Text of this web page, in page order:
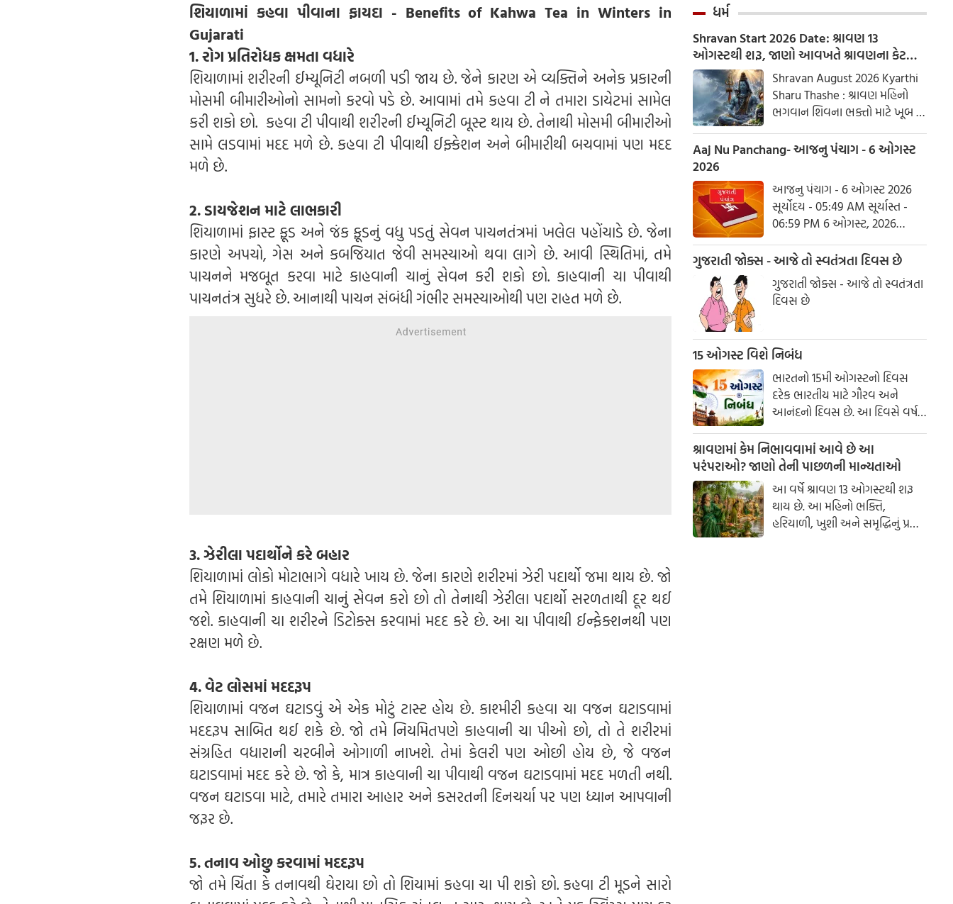
શિયાળામાં કહવા પીવાના ફાયદા - Benefits of Kahwa Tea in Winters in
Gujarati
1. રોગ પ્રતિરોધક ક્ષમતા વધારે
શિયાળામાં શરીરની ઈમ્યૂનિટી નબળી પડી જાય છે. જેને કારણ એ વ્યક્તિને અનેક પ્રકારની
મોસમી બીમારીઓનો સામનો કરવો પડે છે. આવામાં તમે કહવા ટી ને તમારા ડાયેટમાં સામેલ
કરી શકો છો. કહવા ટી પીવાથી શરીરની ઈમ્યૂનિટી બૂસ્ટ થાય છે. તેનાથી મોસમી બીમારીઓ
સામે લડવામાં મદદ મળે છે. કહવા ટી પીવાથી ઈફ્કેશન અને બીમારીથી બચવામાં પણ મદદ
મળે છે.
2. ડાયજેશન માટે લાભકારી
શિયાળામાં ફાસ્ટ ફૂડ અને જંક ફૂડનું વધુ પડતું સેવન પાચનતંત્રમાં ખલેલ પહોંચાડે છે. જેના
કારણે અપચો, ગેસ અને કબજિયાત જેવી સમસ્યાઓ થવા લાગે છે. આવી સ્થિતિમાં, તમે
પાચનને મજબૂત કરવા માટે કાહવાની ચાનું સેવન કરી શકો છો. કાહવાની ચા પીવાથી
પાચનતંત્ર સુધરે છે. આનાથી પાચન સંબંધી ગંભીર સમસ્યાઓથી પણ રાહત મળે છે.
3. ઝેરીલા પદાર્થોને કરે બહાર
શિયાળામાં લોકો મોટાભાગે વધારે ખાય છે. જેના કારણે શરીરમાં ઝેરી પદાર્થો જમા થાય છે. જો
તમે શિયાળામાં કાહવાની ચાનું સેવન કરો છો તો તેનાથી ઝેરીલા પદાર્થો સરળતાથી દૂર થઈ
જશે. કાહવાની ચા શરીરને ડિટોક્સ કરવામાં મદદ કરે છે. આ ચા પીવાથી ઈન્ફેક્શનથી પણ
રક્ષણ મળે છે.
4. વેટ લોસમાં મદદરૂપ
શિયાળામાં વજન ઘટાડવું એ એક મોટું ટાસ્ટ હોય છે. કાશ્મીરી કહવા ચા વજન ઘટાડવામાં
મદદરૂપ સાબિત થઈ શકે છે. જો તમે નિયમિતપણે કાહવાની ચા પીઓ છો, તો તે શરીરમાં
સંગ્રહિત વધારાની ચરબીને ઓગાળી નાખશે. તેમાં કેલરી પણ ઓછી હોય છે, જે વજન
ઘટાડવામાં મદદ કરે છે. જો કે, માત્ર કાહવાની ચા પીવાથી વજન ઘટાડવામાં મદદ મળતી નથી.
વજન ઘટાડવા માટે, તમારે તમારા આહાર અને કસરતની દિનચર્યા પર પણ ધ્યાન આપવાની
જરૂર છે.
5. તનાવ ઓછુ કરવામાં મદદરૂપ
જો તમે ચિંતા કે તનાવથી ઘેરાયા છો તો શિયામાં કહવા ચા પી શકો છો. કહવા ટી મૂડને સારો
કરવાને બદલે, તેમને સમજવું અને
તેમની સાથે જોડવું મહત્વપૂર્ણ છે.
ધર્મ
Shravan Start 2026 Date: શ્રાવણ 13
ઓગસ્ટથી શરૂ, જાણો આવખતે શ્રાવણના કેટલા
સોમવાર રહેશે
Shravan August 2026 Kyarthi
Sharu Thashe : શ્રાવણ મહિનો
ભગવાન શિવના ભક્તો માટે ખૂબ જ
ખાસ છે. આ મહિનામાં ભગવાન
શિવની પૂજા કરવાથી ઈચ્છાઓ
ઝડપથી પૂર્ણ થાય છે. ધાર્મિક
માન્યતાઓ અનુસાર, ભગવાન શિવે
આ મહિનામાં દેવી પાર્વતીને પોતાની
પત્ની તરીકે સ્વીકાર્યા હતા. ચાલો
જાણીએ કે આ વર્ષે શ્રાવણમાં કેટલા
સોમવાર હશે.
Aaj Nu Panchang- આજનુ પંચાગ - 6 ઓગસ્ટ
2026
આજનુ પંચાગ - 6 ઓગસ્ટ 2026
સૂર્યોદય - 05:49 AM સૂર્યાસ્ત -
06:59 PM 6 ઓગસ્ટ, 2026
ગુરૂવાર આષાઢ વદ આઠમ - વિક્રમ
સંવત 2082
ગુજરાતી જોક્સ - આજે તો સ્વતંત્રતા દિવસ છે
ગુજરાતી જોક્સ - આજે તો સ્વતંત્રતા
દિવસ છે
15 ઓગસ્ટ વિશે નિબંધ
ભારતનો 15મી ઓગસ્ટનો દિવસ
દરેક ભારતીય માટે ગૌરવ અને
આનંદનો દિવસ છે. આ દિવસે વર્ષ
1947માં ભારતે લગભગ 200 વર્ષના
બ્રિટિશ શાસનમાંથી આઝાદી મેળવી
હતી. સ્વતંત્રતા દિવસ આપણને દેશ
માટે બલિદાન આપનારા અસંખ્ય
સ્વાતંત્ર્ય સેનાનીઓના ત્યાગ અને
શૌર્યની યાદ અપાવે છે. આ દિવસ
માત્ર ઉજવણીનો જ નહીં, પરંતુ
શ્રાવણમાં કેમ નિભાવવામાં આવે છે આ
પરંપરાઓ? જાણો તેની પાછળની માન્યતાઓ
આ વર્ષે શ્રાવણ 13 ઓગસ્ટથી શરૂ
થાય છે. આ મહિનો ભક્તિ,
હરિયાળી, ખુશી અને સમૃદ્ધિનું પ્રતીક